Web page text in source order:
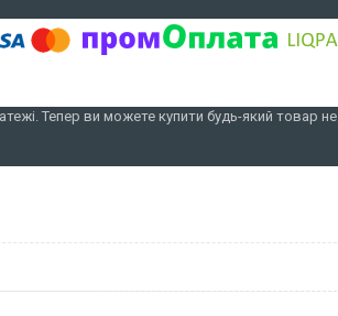
Тепер ви можете купити будь-який товар не